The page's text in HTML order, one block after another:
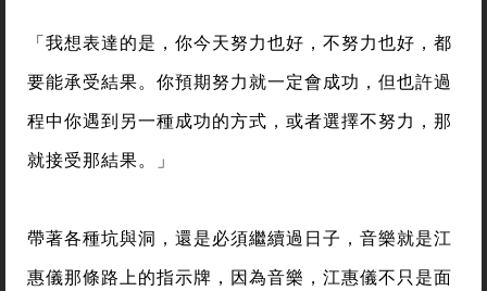
「我想表達的是，你今天努力也好，不努力也好，都
要能承受結果。你預期努力就一定會成功，但也許過
程中你遇到另一種成功的方式，或者選擇不努力，那
就接受那結果。」
帶著各種坑與洞，還是必須繼續過日子，音樂就是江
惠儀那條路上的指示牌，因為音樂，江惠儀不只是面